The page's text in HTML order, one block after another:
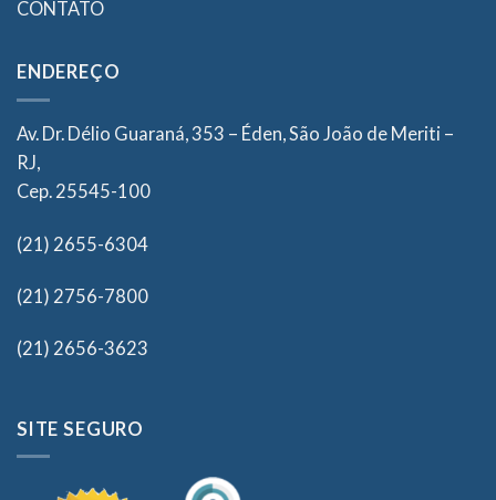
CONTATO
ENDEREÇO
Av. Dr. Délio Guaraná, 353 – Éden, São João de Meriti –
RJ,
Cep. 25545-100
(21) 2655-6304
(21) 2756-7800
(21) 2656-3623
SITE SEGURO